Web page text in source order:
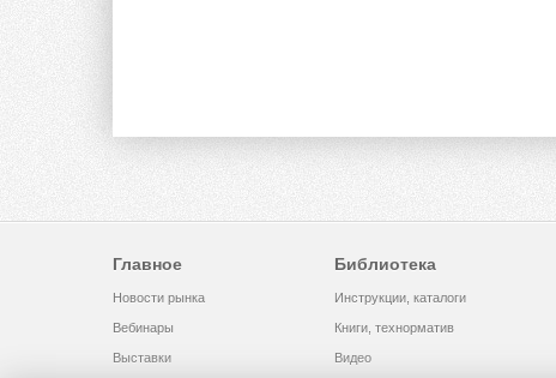
Главное
Новости рынка
Вебинары
Выставки
Библиотека
Инструкции, каталоги
Книги, технорматив
Видео